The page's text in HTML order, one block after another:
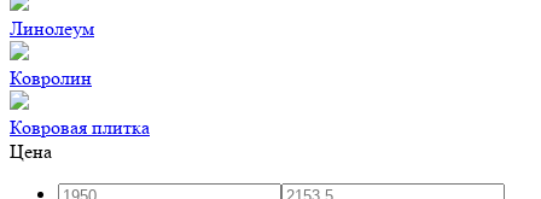
Линолеум
Ковролин
Ковровая плитка
Цена